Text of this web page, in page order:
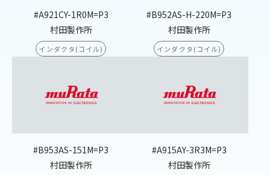
#A921CY-1R0M=P3
村田製作所
インダクタ(コイル)
#B952AS-H-220M=P3
村田製作所
インダクタ(コイル)
#B953AS-151M=P3
村田製作所
#A915AY-3R3M=P3
村田製作所